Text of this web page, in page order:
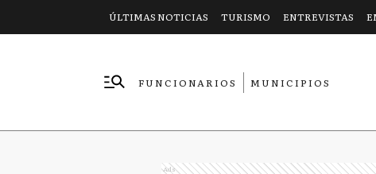
ÚLTIMAS NOTICIAS TURISMO ENTREVISTAS
FUNCIONARIOS
MUNICIPIOS
Ads